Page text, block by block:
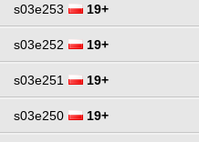
s03e253 19+
s03e252 19+
s03e251 19+
s03e250 19+